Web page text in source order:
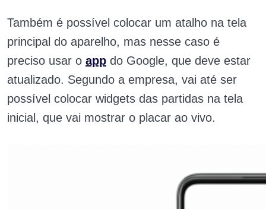
Também é possível colocar um atalho na tela
principal do aparelho, mas nesse caso é
preciso usar o app do Google, que deve estar
atualizado. Segundo a empresa, vai até ser
possível colocar widgets das partidas na tela
inicial, que vai mostrar o placar ao vivo.